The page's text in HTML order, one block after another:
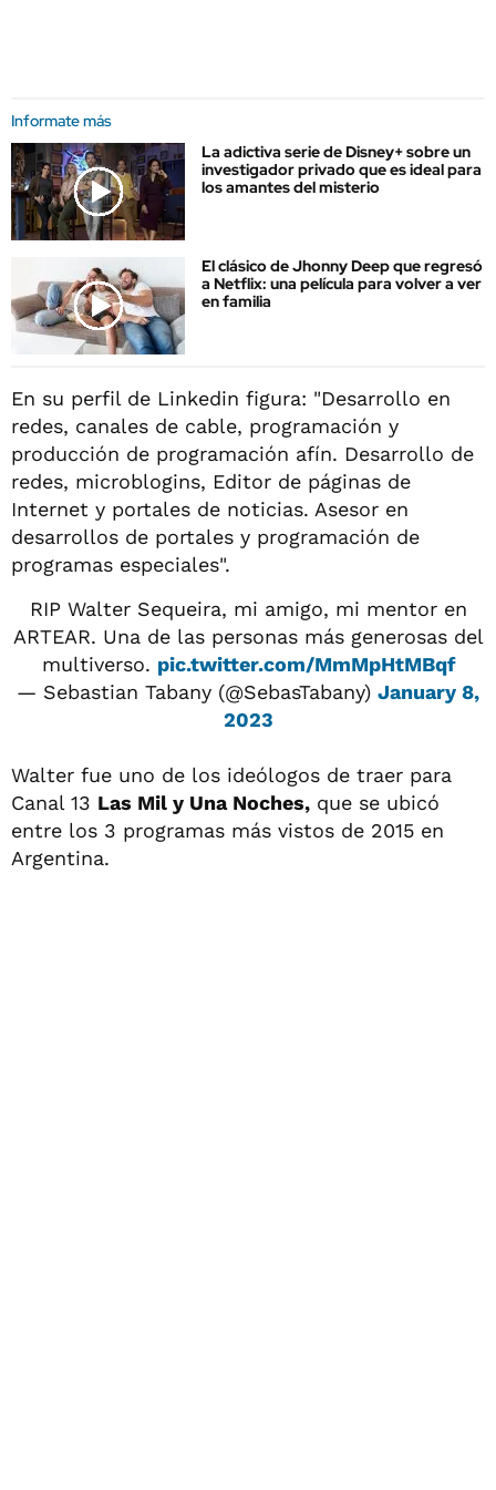
Informate más
La adictiva serie de Disney+ sobre un
investigador privado que es ideal para
los amantes del misterio
El clásico de Jhonny Deep que regresó
a Netflix: una película para volver a ver
en familia
En su perfil de Linkedin figura: "Desarrollo en
redes, canales de cable, programación y
producción de programación afín. Desarrollo de
redes, microblogins, Editor de páginas de
Internet y portales de noticias. Asesor en
desarrollos de portales y programación de
programas especiales".
RIP Walter Sequeira, mi amigo, mi mentor en
ARTEAR. Una de las personas más generosas del
multiverso. pic.twitter.com/MmMpHtMBqf
— Sebastian Tabany (@SebasTabany) January 8,
2023
Walter fue uno de los ideólogos de traer para
Canal 13 Las Mil y Una Noches, que se ubicó
entre los 3 programas más vistos de 2015 en
Argentina.